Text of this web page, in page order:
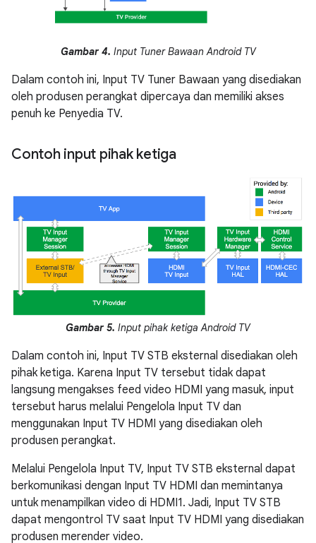
Gambar 4. Input Tuner Bawaan Android TV
Dalam contoh ini, Input TV Tuner Bawaan yang disediakan
oleh produsen perangkat dipercaya dan memiliki akses
penuh ke Penyedia TV.
Contoh input pihak ketiga
Gambar 5. Input pihak ketiga Android TV
Dalam contoh ini, Input TV STB eksternal disediakan oleh
pihak ketiga. Karena Input TV tersebut tidak dapat
langsung mengakses feed video HDMI yang masuk, input
tersebut harus melalui Pengelola Input TV dan
menggunakan Input TV HDMI yang disediakan oleh
produsen perangkat.
Melalui Pengelola Input TV, Input TV STB eksternal dapat
berkomunikasi dengan Input TV HDMI dan memintanya
untuk menampilkan video di HDMI1. Jadi, Input TV STB
dapat mengontrol TV saat Input TV HDMI yang disediakan
produsen merender video.